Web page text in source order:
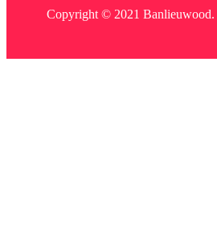
Copyright © 2021 Banlieuwood.